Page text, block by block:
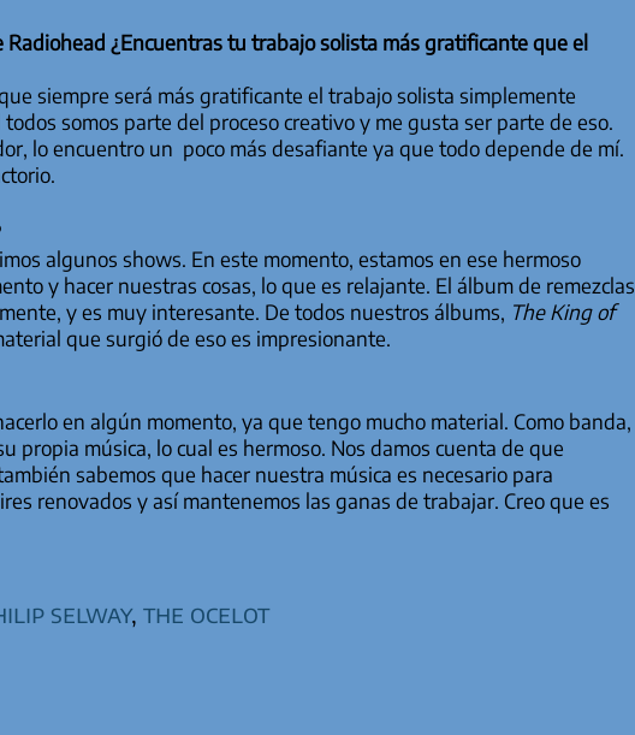
¿Encuentras tu trabajo solista más gratificante que el
siempre será más gratificante el trabajo solista simplemente
somos parte del proceso creativo y me gusta ser parte de eso.
lo encuentro un poco más desafiante ya que todo depende de mí.
algunos shows. En este momento, estamos en ese hermoso
y hacer nuestras cosas, lo que es relajante. El álbum de remezclas
y es muy interesante. De todos nuestros álbums, The King of
que surgió de eso es impresionante.
en algún momento, ya que tengo mucho material. Como banda,
propia música, lo cual es hermoso. Nos damos cuenta de que
sabemos que hacer nuestra música es necesario para
renovados y así mantenemos las ganas de trabajar. Creo que es
selway, the ocelot